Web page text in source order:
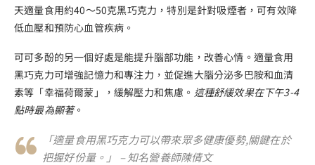
天適量食用約40～50克黑巧克力，特別是針對吸煙者，可有效降
低血壓和預防心血管疾病。
可可多酚的另一個好處是能提升腦部功能，改善心情。適量食用
黑巧克力可增強記憶力和專注力，並促進大腦分泌多巴胺和血清
素等「幸福荷爾蒙」，緩解壓力和焦慮。 這種舒緩效果在下午3-4
點時最為顯著。
「適量食用黑巧克力可以帶來眾多健康優勢,關鍵在於
把握好份量。」 – 知名營養師陳倩文